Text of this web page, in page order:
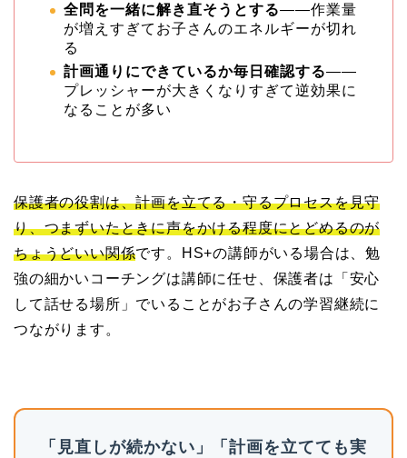
全問を一緒に解き直そうとする——作業量
が増えすぎてお子さんのエネルギーが切れ
る
計画通りにできているか毎日確認する——
プレッシャーが大きくなりすぎて逆効果に
なることが多い
保護者の役割は、計画を立てる・守るプロセスを見守
り、つまずいたときに声をかける程度にとどめるのが
ちょうどいい関係です。HS+の講師がいる場合は、勉
強の細かいコーチングは講師に任せ、保護者は「安心
して話せる場所」でいることがお子さんの学習継続に
つながります。
「見直しが続かない」「計画を立てても実